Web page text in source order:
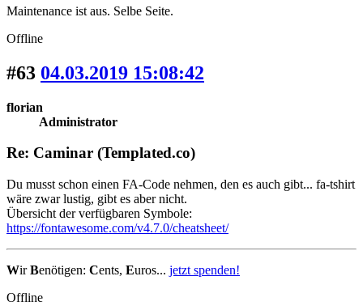
Maintenance ist aus. Selbe Seite.
Offline
#63 04.03.2019 15:08:42
florian
Administrator
Re: Caminar (Templated.co)
Du musst schon einen FA-Code nehmen, den es auch gibt... fa-tshirt
wäre zwar lustig, gibt es aber nicht.
Übersicht der verfügbaren Symbole:
https://fontawesome.com/v4.7.0/cheatsheet/
WirBenötigen: Cents, Euros... jetzt spenden!
Offline